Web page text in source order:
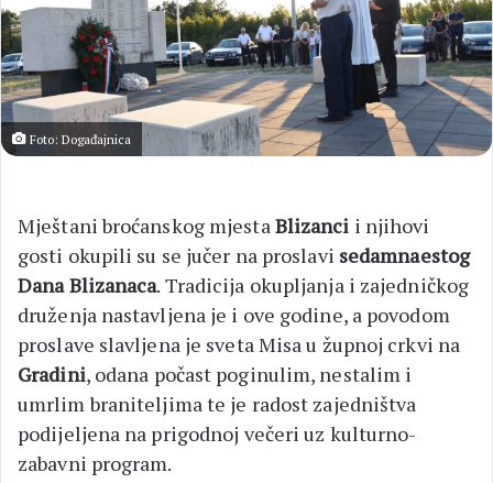
Foto: Događajnica
Mještani broćanskog mjestaBlizanci i njihovi
gosti okupili su se jučer na proslavi sedamnaestog
Dana Blizanaca. Tradicija okupljanja i zajedničkog
druženja nastavljena je i ove godine, a povodom
proslave slavljena je sveta Misa u župnoj crkvi na
Gradini, odana počast poginulim, nestalim i
umrlim braniteljima te je radost zajedništva
podijeljena na prigodnoj večeri uz kulturno-
zabavni program.